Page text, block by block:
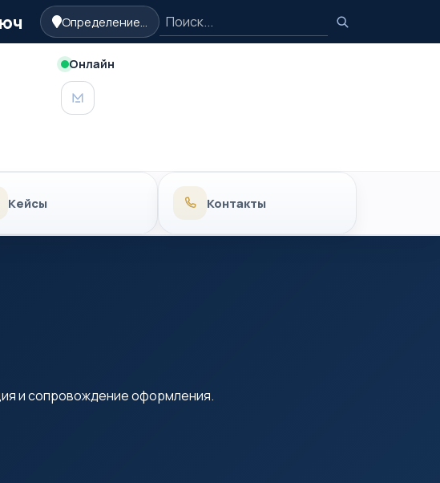
Определение... Поиск
Поиск
Онлайн
MAX
Кейсы Контакты
и сопровождение оформления.